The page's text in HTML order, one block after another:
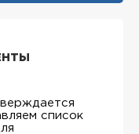
список